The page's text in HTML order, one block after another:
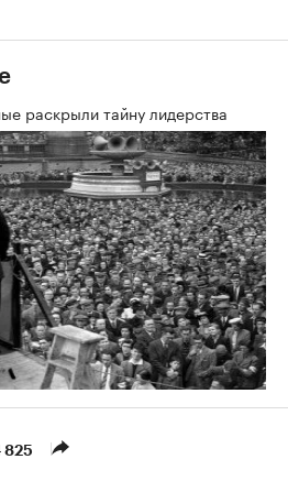
раскрыли тайну лидерства
825